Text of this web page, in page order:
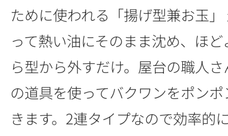
ために使われる「揚げ型兼お玉
って熱い油にそのまま沈め、ほ
ら型から外すだけ。屋台の職人
の道具を使ってバクワンをポン
きます。2連タイプなので効率的